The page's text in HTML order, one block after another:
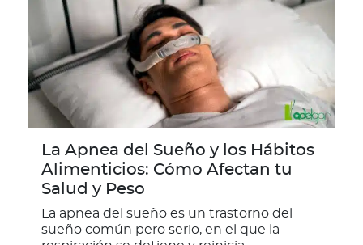
La Apnea del Sueño y los Hábitos
Alimenticios: Cómo Afectan tu
Salud y Peso
La apnea del sueño es un trastorno del
sueño común pero serio, en el que la